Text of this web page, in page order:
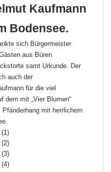
Kaufmann
Bodensee.
sich Bürgermeister
aus Büren
samt Urkunde. Der
auch der
für die viel
dem mit „Vier Blumen“
mit herrlichem